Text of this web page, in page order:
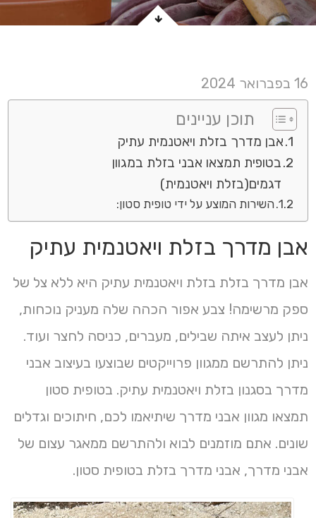
16 בפברואר 2024
תוכן עניינים
אבן מדרך בזלת ויאטנמית עתיק
בטופית תמצאו אבני בזלת במגוון
דגמים(בזלת ויאטנמית)
השירות המוצע על ידי טופית סטון:
אבן מדרך בזלת ויאטנמית עתיק
אבן מדרך בזלת בזלת ויאטנמית עתיק היא ללא צל של
ספק מרשימה! צבע אפור הכהה שלה מעניק נוכחות,
ניתן לעצב איתה שבילים, מעברים, כניסה לחצר ועוד.
ניתן להתרשם ממגוון פרוייקטים שבוצעו בעיצוב אבני
מדרך בסגנון בזלת ויאטנמית עתיק. בטופית סטון
תמצאו מגוון אבני מדרך שיתיאמו לכם, חיתוכים וגדלים
שונים. אתם מוזמנים לבוא ולהתרשם ממאגר עצום של
אבני מדרך, אבני מדרך בזלת בטופית סטון.